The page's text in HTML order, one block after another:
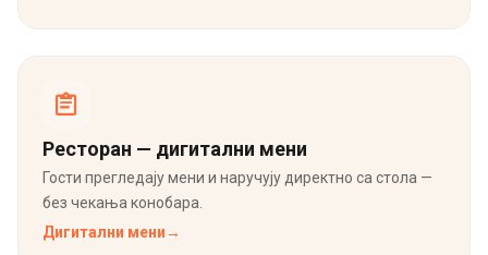
Ресторан — дигитални мени
Гости прегледају мени и наручују директно са стола —
без чекања конобара.
Дигитални мени→